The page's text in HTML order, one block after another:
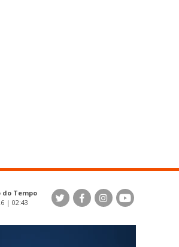
do Tempo
| 02:43